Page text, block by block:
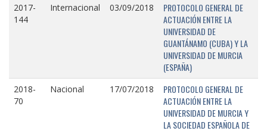
2017-
144
Internacional 03/09/2018
PROTOCOLO GENERAL DE
ACTUACIÓN ENTRE LA
UNIVERSIDAD DE
GUANTÁNAMO (CUBA) Y LA
UNIVERSIDAD DE MURCIA
(ESPAÑA)
2018-
70
Nacional 17/07/2018
PROTOCOLO GENERAL DE
ACTUACIÓN ENTRE LA
UNIVERSIDAD DE MURCIA Y
LA SOCIEDAD ESPAÑOLA DE